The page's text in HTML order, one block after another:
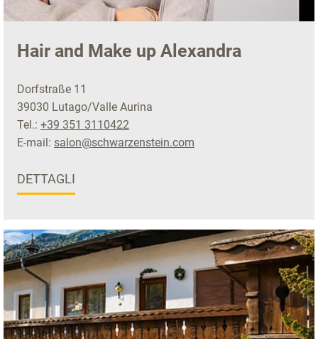
Hair and Make up Alexandra
Dorfstraße 11
39030 Lutago/Valle Aurina
Tel.: +39 351 3110422
E-mail: salon@schwarzenstein.com
DETTAGLI